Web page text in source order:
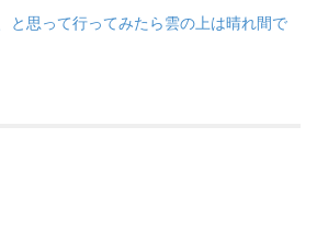
と思って行ってみたら雲の上は晴れ間で